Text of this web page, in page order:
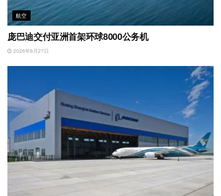
航空
庞巴迪交付亚洲首架环球8000公务机
2026年6月27日